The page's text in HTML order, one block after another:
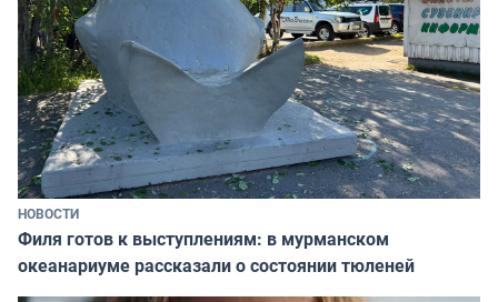
НОВОСТИ
Филя готов к выступлениям: в мурманском
океанариуме рассказали о состоянии тюленей